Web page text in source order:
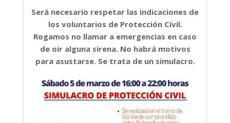
Será necesario respetar las indicaciones de
los voluntarios de Protección Civil.
Rogamos no llamar a emergencias en caso
de oir alguna sirena. No habrá motivos
para asustarse. Se trata de un simulacro.